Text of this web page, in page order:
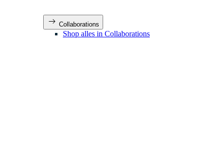
Collaborations
Shop alles in Collaborations